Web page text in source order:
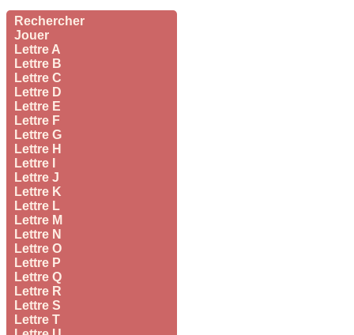
Rechercher
Jouer
Lettre A
Lettre B
Lettre C
Lettre D
Lettre E
Lettre F
Lettre G
Lettre H
Lettre I
Lettre J
Lettre K
Lettre L
Lettre M
Lettre N
Lettre O
Lettre P
Lettre Q
Lettre R
Lettre S
Lettre T